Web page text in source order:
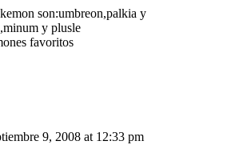
son:umbreon,palkia y
y plusle
favoritos
9, 2008 at 12:33 pm